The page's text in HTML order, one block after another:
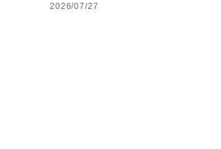
2026/07/27